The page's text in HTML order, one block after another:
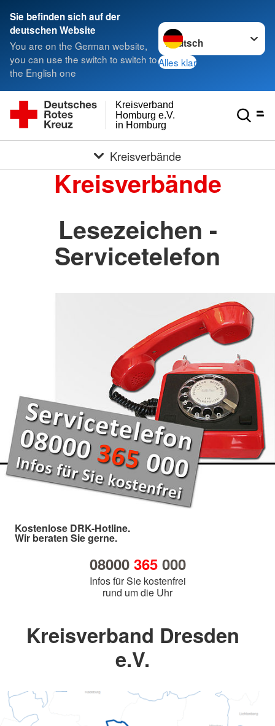
Sie befinden sich auf der
deutschen Website
You are on the German website,
you can use the switch to switch to
the English one
Sprache wechseln zu
Alles klar
in Homburg
Homburg e.V.
Kreisverband
Kreisverbände
Kreisverbände
Lesezeichen -
Servicetelefon
Kostenlose DRK-Hotline.
Wir beraten Sie gerne.
08000 365000
Infos für Sie kostenfrei
rund um die Uhr
Kreisverband Dresden
e.V.